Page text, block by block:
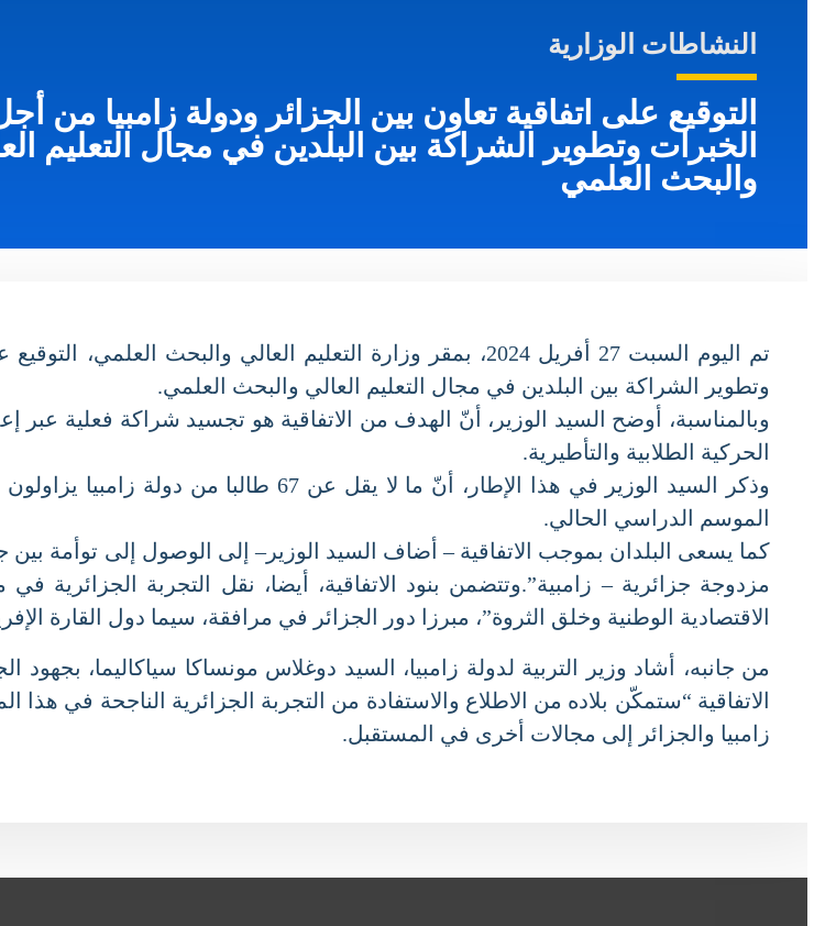
النشاطات الوزارية
التوقيع على اتفاقية تعاون بين الجزائر ودولة زامبيا من أجل
الخبرات وتطوير الشراكة بين البلدين في مجال التعليم
والبحث العلمي
تم اليوم السبت 27 أفريل 2024، بمقر وزارة التعليم العالي والبحث
وتطوير الشراكة بين البلدين في مجال التعليم العالي والبحث العلمي.
وبالمناسبة، أوضح السيد الوزير، أنّ الهدف من الاتفاقية هو تجسيد شراكة فعلية عبر
الحركية الطلابية والتأطيرية.
الموسم الدراسي الحالي.
كما يسعى البلدان بموجب الاتفاقية – أضاف السيد الوزير– إلى الوصول إلى توأمة
مزدوجة جزائرية – زامبية”.وتتضمن بنود الاتفاقية، أيضا، نقل التجربة الجزائرية
الاقتصادية الوطنية وخلق الثروة”، مبرزا دور الجزائر في مرافقة، سيما دول القارة
من جانبه، أشاد وزير التربية لدولة زامبيا، السيد دوغلاس مونساكا سياكاليما، بجهود
الاتفاقية “ستمكّن بلاده من الاطلاع والاستفادة من التجربة الجزائرية الناجحة في
زامبيا والجزائر إلى مجالات أخرى في المستقبل.